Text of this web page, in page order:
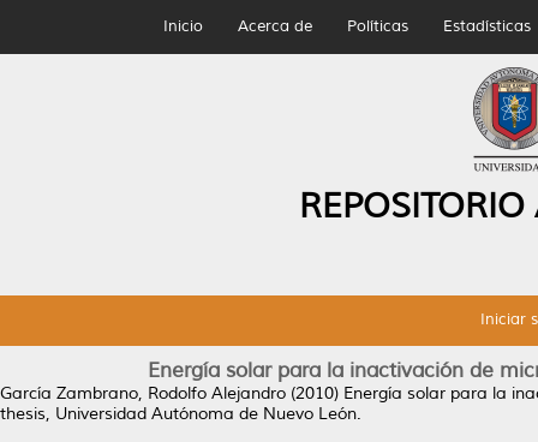
Inicio Acerca de Políticas Estadísticas
Iniciar
Energía solar para la inactivación de
García Zambrano, Rodolfo Alejandro (2010) Energía solar para la
thesis, Universidad Autónoma de Nuevo León.